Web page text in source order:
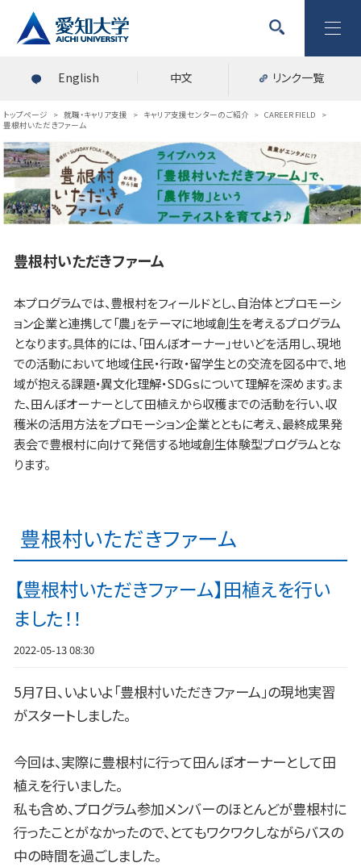
English 中文 リンク一覧
トップページ > 就職・キャリア支援 > キャリア支援センターのご紹介 > CAREER FIELD
>
豊根村いただきファーム
豊根村いただきファーム
本プログラムでは、豊根村をフィールドとし、自治体とプロモーシ
ョン企業と連携して「農」をテーマに地域創生を考えるプログラム
となります。具体的には、「田んぼオーナー」せいどを活用し、現地
での活動において地域住民・行政・留学生との交流を図る中で、地
域が抱える課題・異文化理解・SDGｓについて理解を深めます。ま
た、田んぼオーナーとして田植えから収穫までの活動を行い、収
穫米の活用方法をプロモーション企業とともに考え、最終成果発
表会で豊根村に向けて発信する地域創生体験型プログラムとな
ります。
豊根村いただきファーム
【豊根村いただきファーム】田植えを行い
ました！！
2022-05-13 08:30
5月7日、いよいよ「豊根村いただきファーム」の現地実習
がスタートしました。
今回は、実際に豊根村に行って田んぼオーナーとして田
植えを行いました。
私も含め、プログラム参加メンバーのほとんどが豊根村に
行ったことがなかったので、とてもワクワクしながらバスの
中の時間を過ごしました。